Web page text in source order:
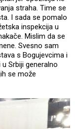
straha. Time se
I sada se pomalo
inspekcija u
Mislim da se
Svesno sam
s Bogujevcima i
Srbiji generalno
se može